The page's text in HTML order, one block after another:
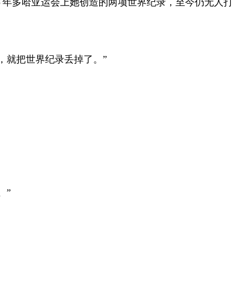
就把世界纪录丢掉了。”
”